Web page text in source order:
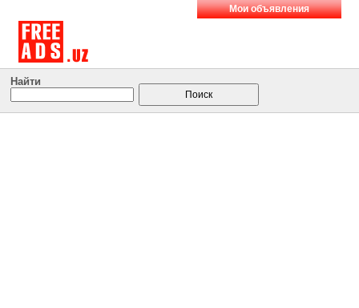
Мои объявления
Найти